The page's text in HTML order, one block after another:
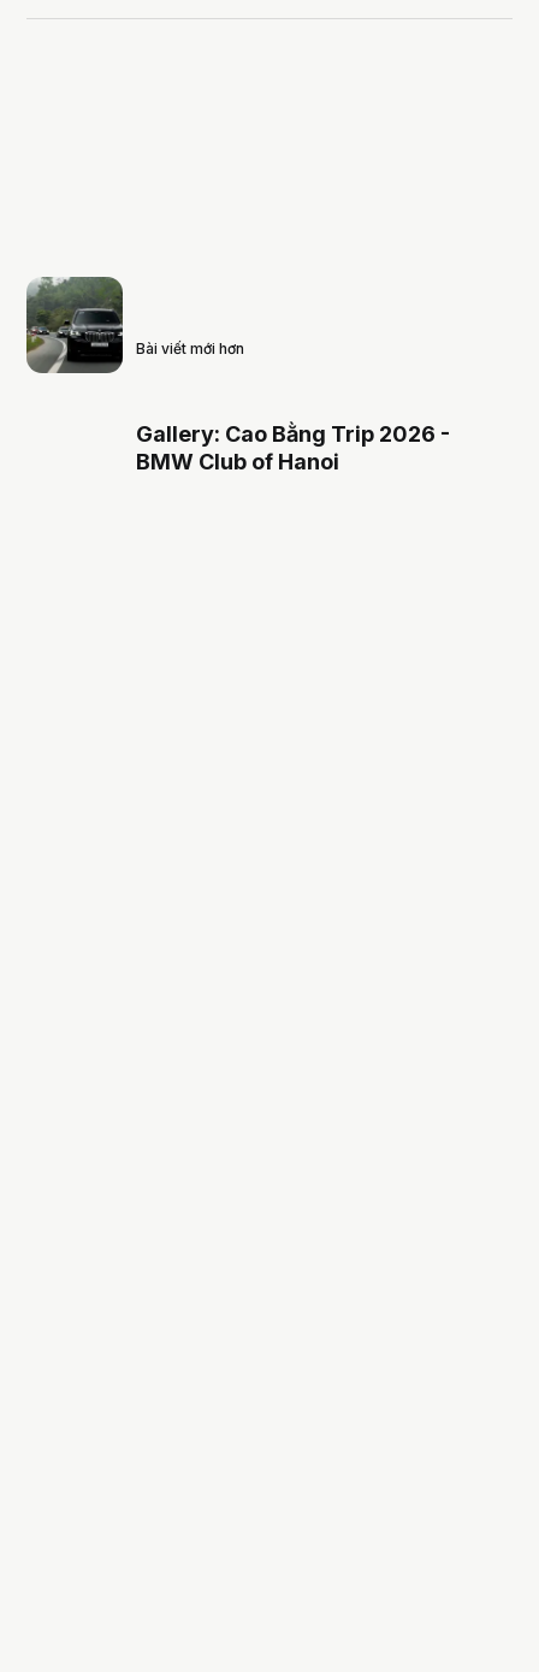
Bài viết mới hơn
Gallery: Cao Bằng Trip 2026 -
BMW Club of Hanoi